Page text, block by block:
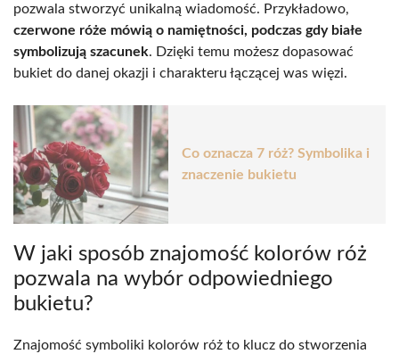
pozwala stworzyć unikalną wiadomość. Przykładowo,
czerwone róże mówią o namiętności, podczas gdy białe
symbolizują szacunek. Dzięki temu możesz dopasować
bukiet do danej okazji i charakteru łączącej was więzi.
Co oznacza 7 róż? Symbolika i
znaczenie bukietu
W jaki sposób znajomość kolorów róż
pozwala na wybór odpowiedniego
bukietu?
Znajomość symboliki kolorów róż to klucz do stworzenia